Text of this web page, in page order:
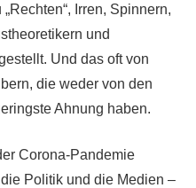
Irren, Spinnern,
und
Und das oft von
die weder von den
Ahnung haben.
Corona-Pandemie
Politik und die Medien –